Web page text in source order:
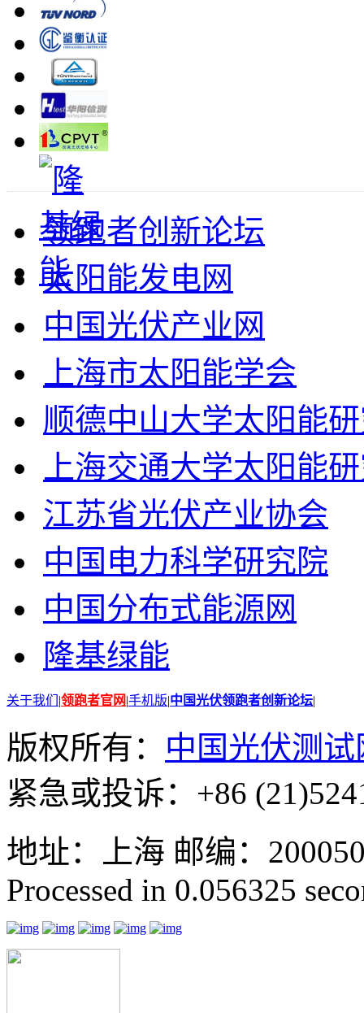
领跑者创新论坛
太阳能发电网
中国光伏产业网
上海市太阳能学会
顺德中山大学太阳能
上海交通大学太阳能
江苏省光伏产业协会
中国电力科学研究院
中国分布式能源网
隆基绿能
关于我们 |领跑者官网|手机版|中国光伏领跑者创新论坛|
版权所有： 中国光伏测试
紧急或投诉：+86
地址：上海 邮编：
Processed in 0.056325